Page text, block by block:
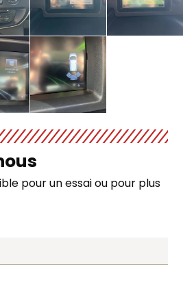
pour un essai ou pour plus